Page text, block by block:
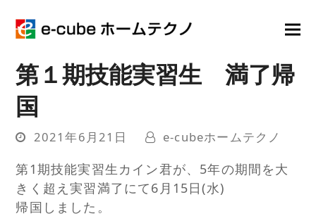
第１期技能実習生 満了帰
国
2021年6月21日 e-cubeホームテクノ
第1期技能実習生カイン君が、5年の期間を大
きく超え実習満了にて6月15日(水)
帰国しました。